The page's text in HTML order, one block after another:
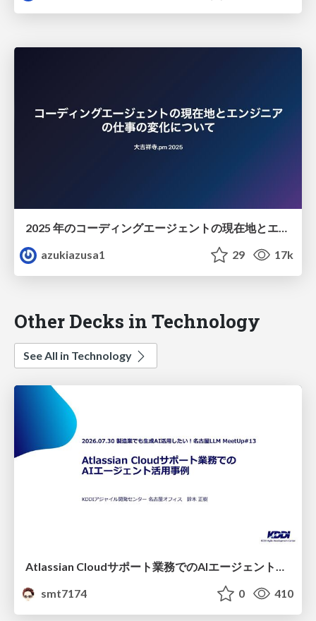
2025 年のコーディングエージェントの現在地とエンジニアの仕事の変化について
azukiazusa1
29 17k
Other Decks in Technology
See All in Technology
smt7174
0 410